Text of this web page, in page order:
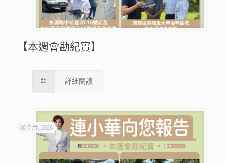
【本週會勘紀實】
詳細閱讀
10 7 月, 2026